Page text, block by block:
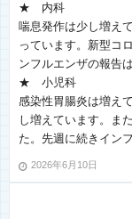
★ 内科
喘息発作は少し増え
っています。新型コ
ンフルエンザの報告
★ 小児科
感染性胃腸炎は増え
し増えています。ま
た。先週に続きイン
2026年6月10日